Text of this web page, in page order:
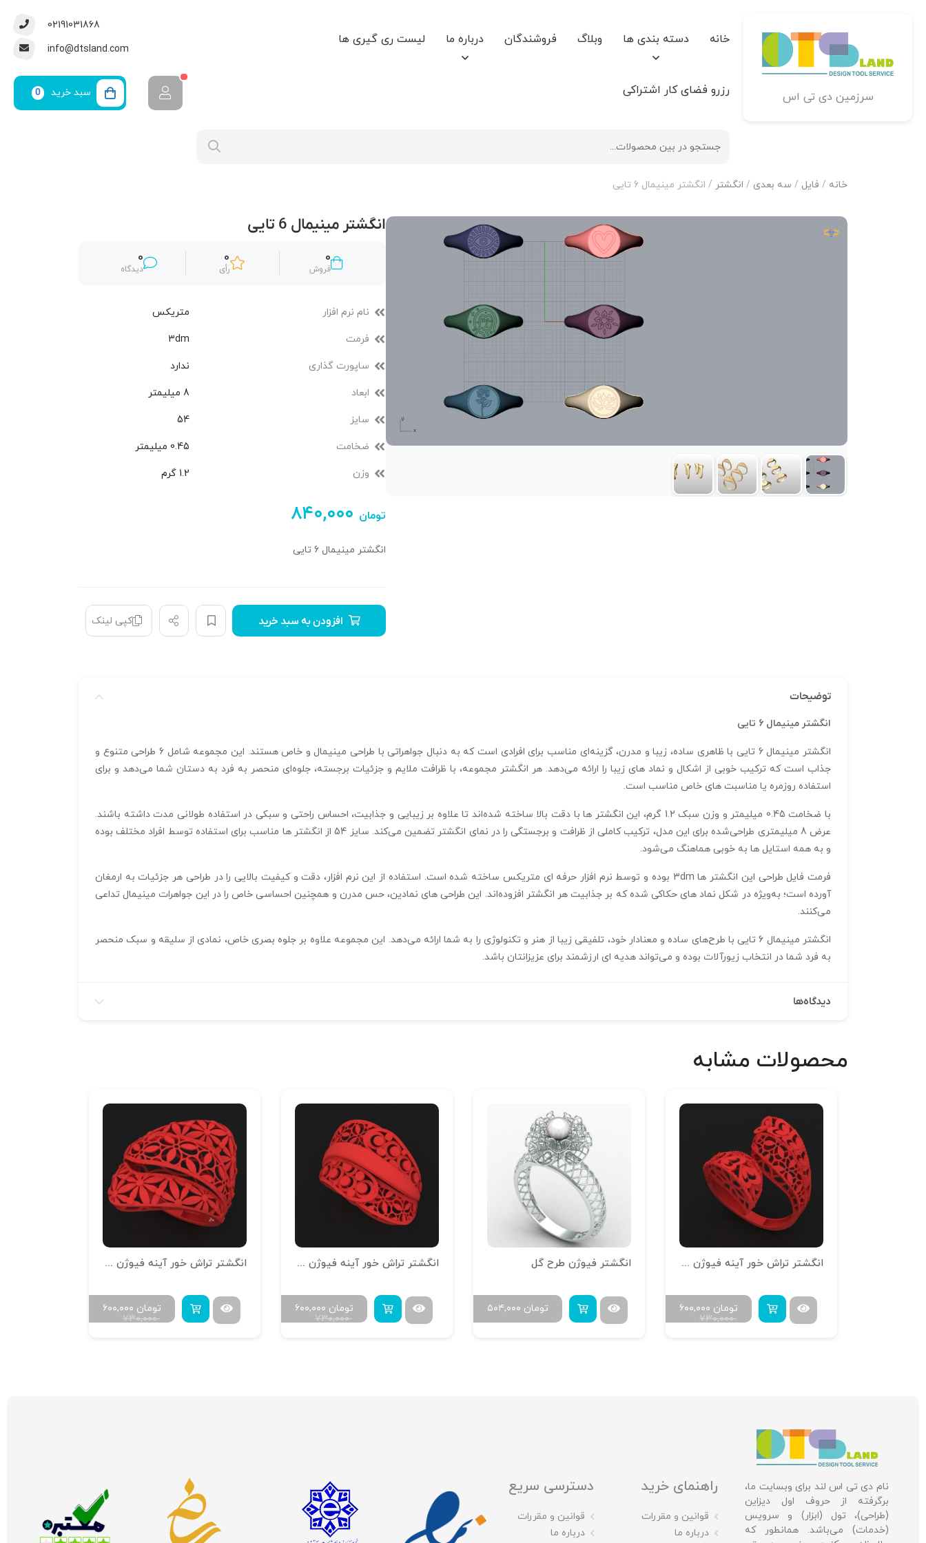
سرزمین دی تی اس
خانه دسته بندی ها وبلاگ فروشندگان درباره ما لیست ری گیری ها
رزرو فضای کار اشتراکی
02191031868
info@dtsland.com
سبد خرید 0
خانه / فایل / سه بعدی / انگشتر / انگشتر مینیمال 6 تایی
انگشتر مینیمال 6 تایی
0
فروش
0
رأی
0
دیدگاه
نام نرم افزار متریکس
فرمت 3dm
ساپورت گذاری ندارد
ابعاد 8 میلیمتر
سایز 54
ضخامت 0.45 میلیمتر
وزن 1.2 گرم
۸۴۰,۰۰۰ تومان
انگشتر مینیمال 6 تایی
افزودن به سبد خرید کپی لینک
توضیحات
انگشتر مینیمال 6 تایی
انگشتر مینیمال 6 تایی با ظاهری ساده، زیبا و مدرن، گزینه‌ای مناسب برای افرادی است که به دنبال جواهراتی با طراحی مینیمال و خاص هستند. این مجموعه شامل 6 طراحی متنوع و
جذاب است که ترکیب خوبی از اشکال و نماد های زیبا را ارائه می‌دهد. هر انگشتر مجموعه، با ظرافت ملایم و جزئیات برجسته، جلوه‌ای منحصر به‌ فرد به دستان شما می‌دهد و برای
استفاده روزمره یا مناسبت‌ های خاص مناسب است.
با ضخامت 0.45 میلیمتر و وزن سبک 1.2 گرم، این انگشتر ها با دقت بالا ساخته شده‌اند تا علاوه بر زیبایی و جذابیت، احساس راحتی و سبکی در استفاده طولانی‌ مدت داشته باشند.
عرض 8 میلیمتری طراحی‌شده برای این مدل، ترکیب کاملی از ظرافت و برجستگی را در نمای انگشتر تضمین می‌کند. سایز 54 از انگشتر ها مناسب برای استفاده توسط افراد مختلف بوده
و به همه استایل‌ ها به خوبی هماهنگ می‌شود.
فرمت فایل طراحی این انگشتر ها 3dm بوده و توسط نرم‌ افزار حرفه‌ ای متریکس ساخته شده است. استفاده از این نرم‌ افزار، دقت و کیفیت بالایی را در طراحی هر جزئیات به ارمغان
آورده است؛ به‌ویژه در شکل نماد های حکاکی‌ شده که بر جذابیت هر انگشتر افزوده‌اند. این طراحی‌ های نمادین، حس مدرن و همچنین احساسی خاص را در این جواهرات مینیمال تداعی
می‌کنند.
انگشتر مینیمال 6 تایی با طرح‌های ساده و معنادار خود، تلفیقی زیبا از هنر و تکنولوژی را به شما ارائه می‌دهد. این مجموعه علاوه بر جلوه بصری خاص، نمادی از سلیقه و سبک منحصر
به‌ فرد شما در انتخاب زیورآلات بوده و می‌تواند هدیه‌ ای ارزشمند برای عزیزانتان باشد.
دیدگاه‌ها
محصولات مشابه
انگشتر تراش خور آینه فیوژن R-T-15
۷۳۰,۰۰۰
۶۰۰,۰۰۰ تومان
انگشتر فیوژن طرح گل
۵۰۴,۰۰۰ تومان
انگشتر تراش خور آینه فیوژن R-T-16
۷۳۰,۰۰۰
۶۰۰,۰۰۰ تومان
انگشتر تراش خور آینه فیوژن R-T-14
۷۳۰,۰۰۰
۶۰۰,۰۰۰ تومان
نام دی تی اس لند برای وبسایت ما،
برگرفته از حروف اول دیزاین
(طراحی)، تول (ابزار) و سرویس
(خدمات) می‌باشد. همانطور که
راهنمای خرید
قوانین و مقررات
درباره ما
دسترسی سریع
قوانین و مقررات
درباره ما